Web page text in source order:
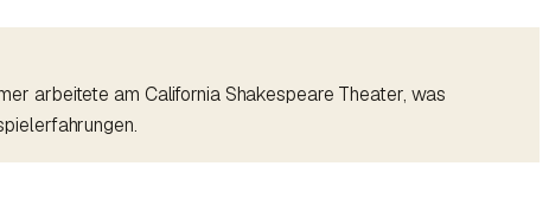
arbeitete am California Shakespeare Theater, was